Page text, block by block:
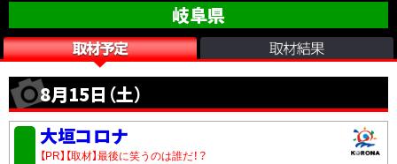
岐阜県
8月15日（土）
大垣コロナ
【PR】【取材】最後に笑うのは誰だ！？